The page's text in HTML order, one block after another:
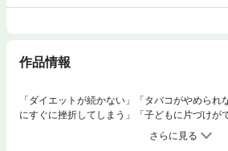
作品情報
「ダイエットが続かない」「タバコがやめられ
にすぐに挫折してしまう」「子どもに片づけが
たい」など、日頃からなんとかしたいと思って
かない習慣ってありますよね。本書ではそうし